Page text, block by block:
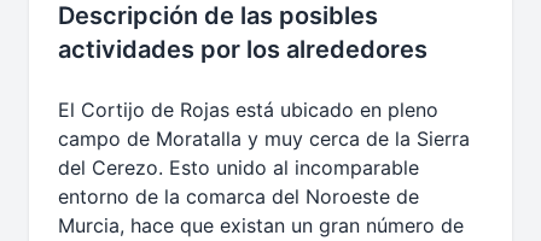
Descripción de las posibles
actividades por los alrededores
El Cortijo de Rojas está ubicado en pleno
campo de Moratalla y muy cerca de la Sierra
del Cerezo. Esto unido al incomparable
entorno de la comarca del Noroeste de
Murcia, hace que existan un gran número de